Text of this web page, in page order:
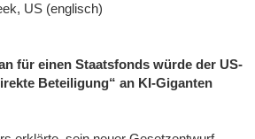
US (englisch)
für einen Staatsfonds würde der US-
Beteiligung“ an KI-Giganten